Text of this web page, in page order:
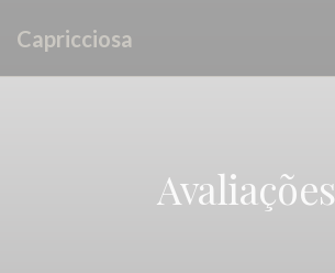
Capricciosa
Avaliações